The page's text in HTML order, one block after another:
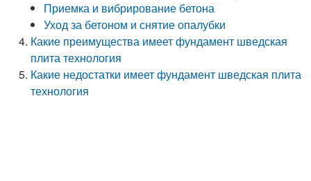
Приемка и вибрирование бетона
Уход за бетоном и снятие опалубки
Какие преимущества имеет фундамент шведская
плита технология
Какие недостатки имеет фундамент шведская плита
технология